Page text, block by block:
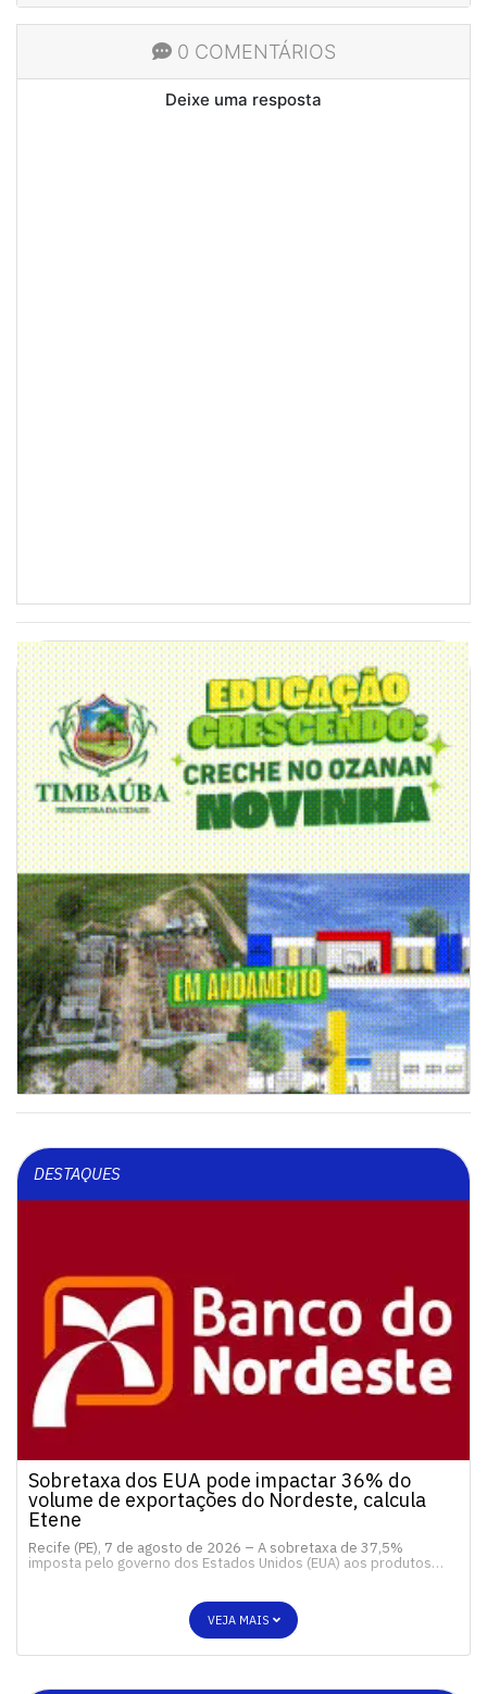
0 COMENTÁRIOS
Deixe uma resposta
DESTAQUES
Sobretaxa dos EUA pode impactar 36% do
volume de exportações do Nordeste, calcula
Etene
Recife (PE), 7 de agosto de 2026 – A sobretaxa de 37,5%
imposta pelo governo dos Estados Unidos (EUA) aos produtos…
VEJA MAIS